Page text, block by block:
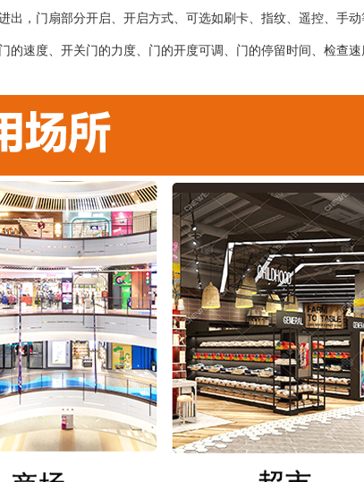
，门扇部分开启、开启方式、可选如刷卡、指纹、遥控、手动
速度、开关门的力度、门的开度可调、门的停留时间、检查速